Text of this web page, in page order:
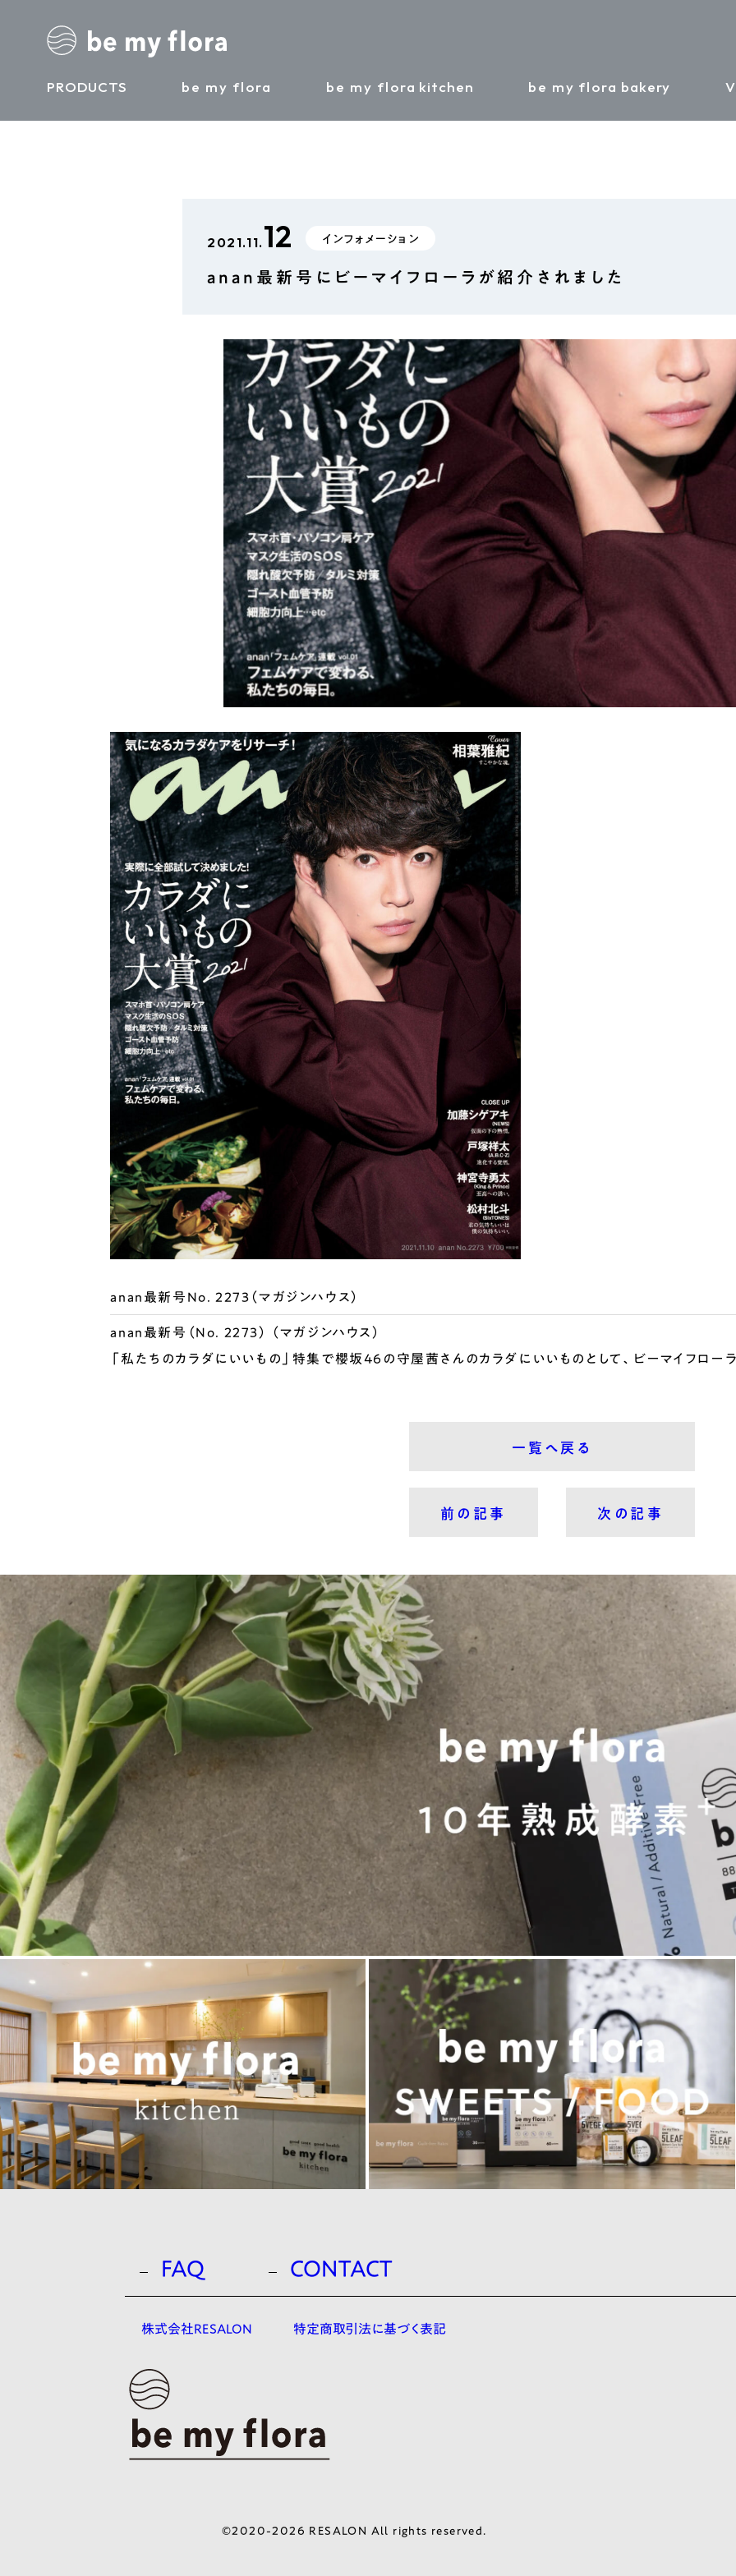
PRODUCTS be my flora be my flora kitchen be my flora bakery
2021.11.12 インフォメーション
anan最新号にビーマイフローラが紹介されました
anan最新号No. 2273（マガジンハウス）
anan最新号（No. 2273） （マガジンハウス）
「私たちのカラダにいいもの」特集で櫻坂46の守屋茜さんのカラダにいいものとして、ビーマイフロー
一覧へ戻る
前の記事 次の記事
FAQ CONTACT
株式会社RESALON 特定商取引法に基づく表記
©2020-2026 RESALON All rights reserved.